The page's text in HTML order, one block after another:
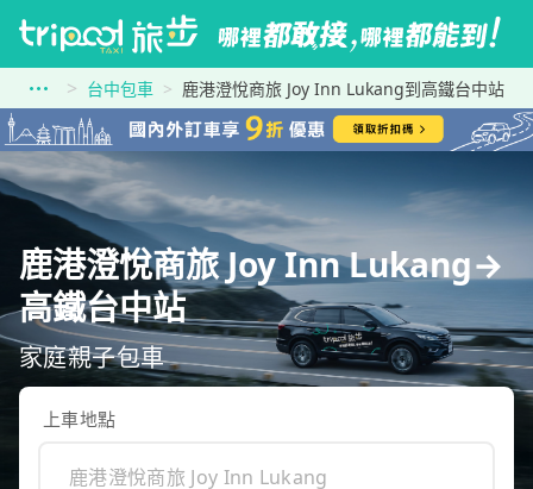
台中包車 鹿港澄悅商旅 Joy Inn Lukang到高鐵台中站
鹿港澄悅商旅 Joy Inn Lukang→
高鐵台中站
家庭親子包車
上車地點